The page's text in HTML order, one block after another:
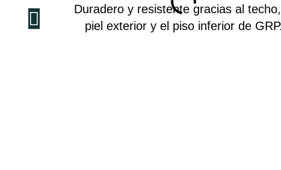
Duradero y resistente gracias al
piel exterior y el piso inferior de GRP.